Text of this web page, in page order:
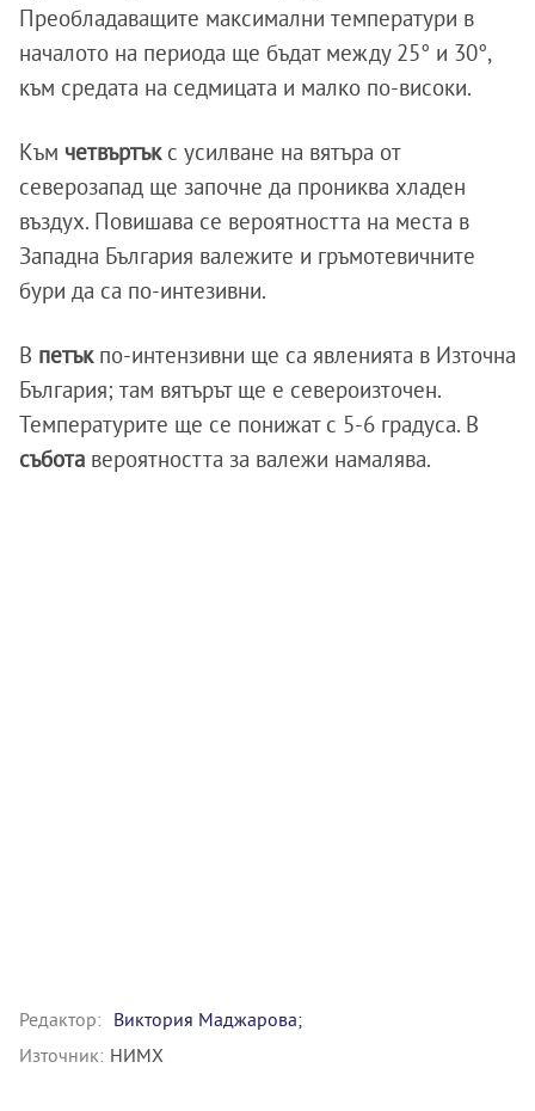
Преобладаващите максимални температури в
началото на периода ще бъдат между 25° и 30°,
към средата на седмицата и малко по-високи.
Към четвъртък с усилване на вятъра от
северозапад ще започне да прониква хладен
въздух. Повишава се вероятността на места в
Западна България валежите и гръмотевичните
бури да са по-интезивни.
В петък по-интензивни ще са явленията в Източна
България; там вятърът ще е североизточен.
Температурите ще се понижат с 5-6 градуса. В
събота вероятността за валежи намалява.
Редактор: Виктория Маджарова;
Източник: НИМХ